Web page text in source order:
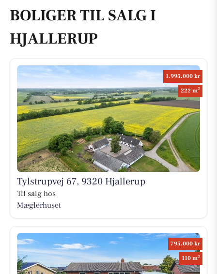
BOLIGER TIL SALG I
HJALLERUP
1.995.000 kr
222 m2
Tylstrupvej 67, 9320 Hjallerup
Til salg hos
Mæglerhuset
795.000 kr
110 m2